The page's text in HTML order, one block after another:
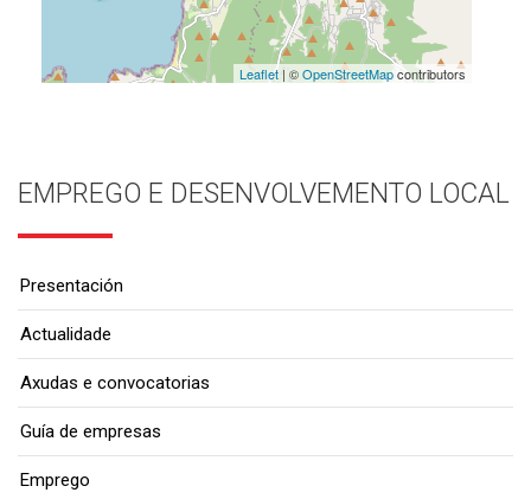
Leaflet| ©OpenStreetMapcontributors
EMPREGO E DESENVOLVEMENTO LOCAL
Presentación
Actualidade
Axudas e convocatorias
Guía de empresas
Emprego